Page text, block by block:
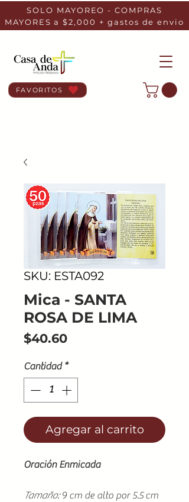
SOLO MAYOREO - COMPRAS
MAYORES a $2,000 + gastos de envio
FAVORITOS
SKU: ESTA092
Mica - SANTA
ROSA DE LIMA
$40.60Precio
Cantidad *
Agregar al carrito
Oración Enmicada
Tamaño:9 cm de alto por 5.5 cm